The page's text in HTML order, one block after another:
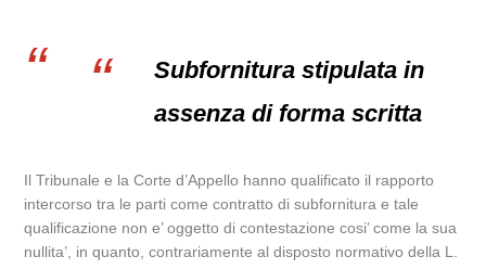
Subfornitura stipulata in
assenza di forma scritta
Il Tribunale e la Corte d’Appello hanno qualificato il rapporto
intercorso tra le parti come contratto di subfornitura e tale
qualificazione non e’ oggetto di contestazione cosi’ come la sua
nullita’, in quanto, contrariamente al disposto normativo della L.